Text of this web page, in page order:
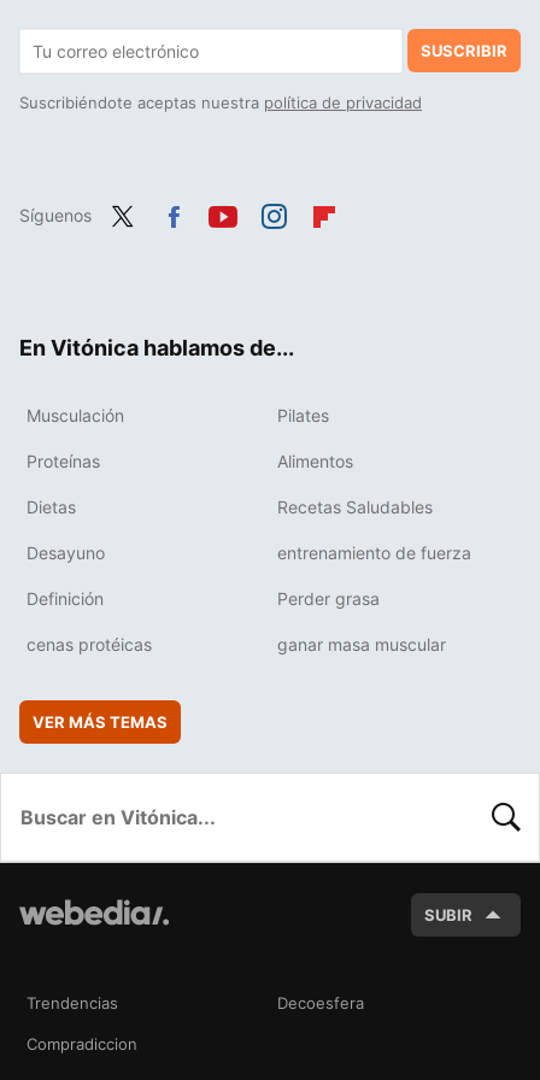
SUSCRIBIR
Suscribiéndote aceptas nuestra política de privacidad
Síguenos
En Vitónica hablamos de...
Musculación Pilates
Proteínas Alimentos
Dietas Recetas Saludables
Desayuno entrenamiento de fuerza
Definición Perder grasa
cenas protéicas ganar masa muscular
VER MÁS TEMAS
SUBIR
Trendencias Decoesfera
Compradiccion